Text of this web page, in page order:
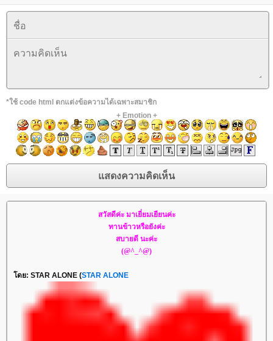
*ใช้ code html ตกแต่งข้อความได้เฉพาะสมาชิก
+ Emotion+
สวัสดีค่ะ มาเยี่ยมเยียนค่ะ
ทานข้าวหรือยังค่ะ
สบายดี นะค่ะ
(@^_^@)
ดย: STAR ALONE (STAR ALONE